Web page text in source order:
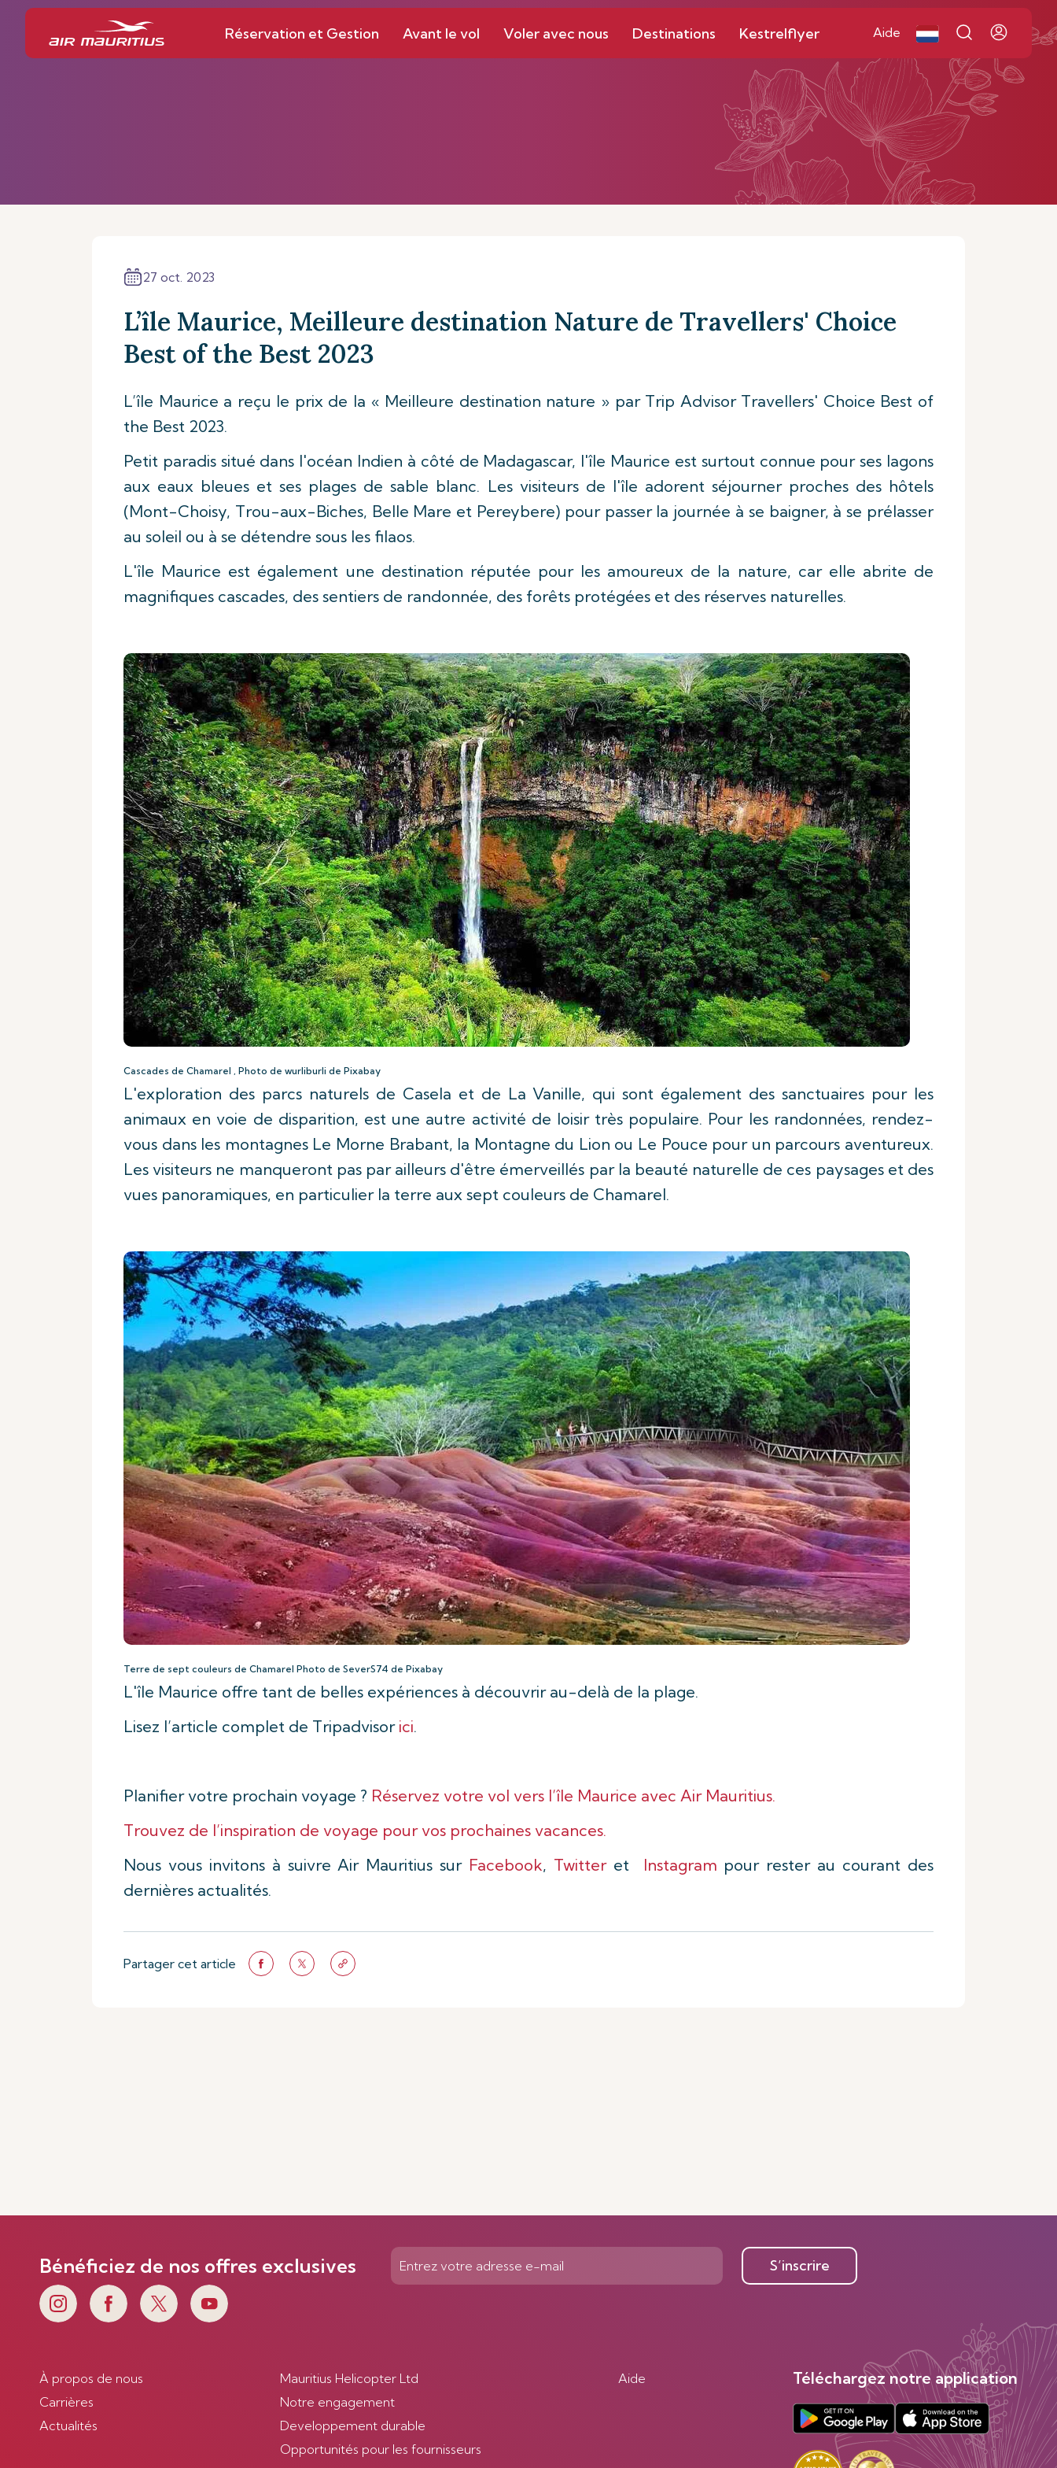
Réservation et Gestion Avant le vol Voler avec nous Destinations Kestrelflyer Aide
27 oct. 2023
L’île Maurice, Meilleure destination Nature de Travellers' Choice
Best of the Best 2023
L’île Maurice a reçu le prix de la « Meilleure destination nature » par Trip Advisor Travellers' Choice Best of
the Best 2023.
Petit paradis situé dans l'océan Indien à côté de Madagascar, l'île Maurice est surtout connue pour ses lagons
aux eaux bleues et ses plages de sable blanc. Les visiteurs de l'île adorent séjourner proches des hôtels
(Mont-Choisy, Trou-aux-Biches, Belle Mare et Pereybere) pour passer la journée à se baigner, à se prélasser
au soleil ou à se détendre sous les filaos.
L'île Maurice est également une destination réputée pour les amoureux de la nature, car elle abrite de
magnifiques cascades, des sentiers de randonnée, des forêts protégées et des réserves naturelles.
Cascades de Chamarel , Photo de wurliburli de Pixabay
L'exploration des parcs naturels de Casela et de La Vanille, qui sont également des sanctuaires pour les
animaux en voie de disparition, est une autre activité de loisir très populaire. Pour les randonnées, rendez-
vous dans les montagnes Le Morne Brabant, la Montagne du Lion ou Le Pouce pour un parcours aventureux.
Les visiteurs ne manqueront pas par ailleurs d'être émerveillés par la beauté naturelle de ces paysages et des
vues panoramiques, en particulier la terre aux sept couleurs de Chamarel.
Terre de sept couleurs de Chamarel Photo de SeverS74 de Pixabay
L'île Maurice offre tant de belles expériences à découvrir au-delà de la plage.
Lisez l’article complet de Tripadvisor ici.
Planifier votre prochain voyage ? Réservez votre vol vers l’île Maurice avec Air Mauritius.
Trouvez de l’inspiration de voyage pour vos prochaines vacances.
Nous vous invitons à suivre Air Mauritius sur Facebook, Twitteret Instagram pour rester au courant des
dernières actualités.
Partager cet article
Bénéficiez de nos offres exclusives S’inscrire
À propos de nous
Carrières
Actualités
Mauritius Helicopter Ltd
Notre engagement
Developpement durable
Opportunités pour les fournisseurs
Aide Téléchargez notre application